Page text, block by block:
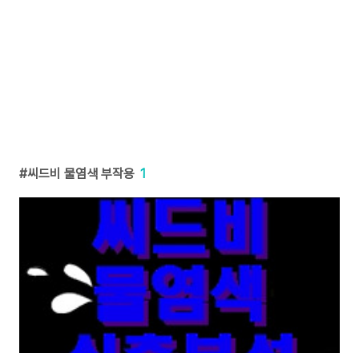
씨드비 물염색 부작용 1